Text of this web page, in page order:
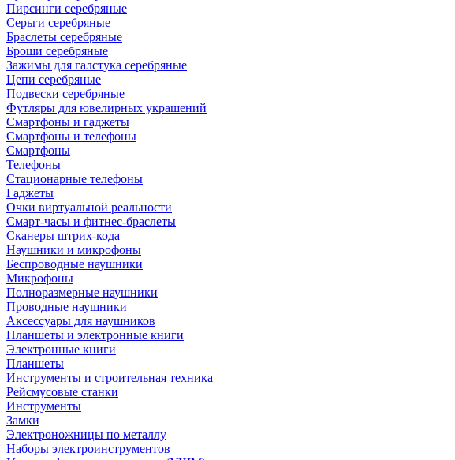
Пирсинги серебряные
Серьги серебряные
Браслеты серебряные
Броши серебряные
Зажимы для галстука серебряные
Цепи серебряные
Подвески серебряные
Футляры для ювелирных украшений
Смартфоны и гаджеты
Смартфоны и телефоны
Смартфоны
Телефоны
Стационарные телефоны
Гаджеты
Очки виртуальной реальности
Смарт-часы и фитнес-браслеты
Сканеры штрих-кода
Наушники и микрофоны
Беспроводные наушники
Микрофоны
Полноразмерные наушники
Проводные наушники
Аксессуары для наушников
Планшеты и электронные книги
Электронные книги
Планшеты
Инструменты и строительная техника
Рейсмусовые станки
Инструменты
Замки
Электроножницы по металлу
Наборы электроинструментов